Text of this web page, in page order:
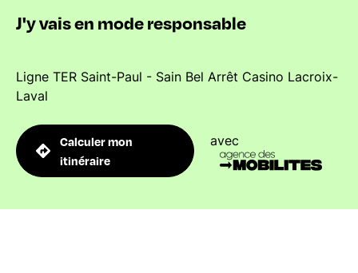
J'y vais en mode responsable
Ligne TER Saint-Paul - Sain Bel Arrêt Casino Lacroix-
Laval
Calculer mon
itinéraire
avec